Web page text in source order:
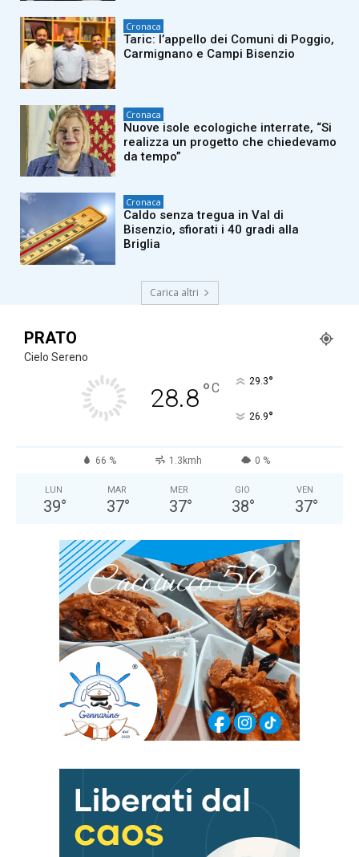
Cronaca
Taric: l’appello dei Comuni di Poggio,
Carmignano e Campi Bisenzio
Cronaca
Nuove isole ecologiche interrate, “Si
realizza un progetto che chiedevamo
da tempo”
Cronaca
Caldo senza tregua in Val di
Bisenzio, sfiorati i 40 gradi alla
Briglia
Carica altri
PRATO
Cielo Sereno
28.8°C 29.3°
26.9°
66 % 1.3kmh 0 %
LUN
39°
MAR
37°
MER
37°
GIO
38°
VEN
37°